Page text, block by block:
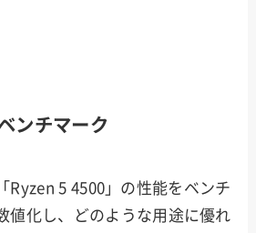
ンチマーク
Ryzen 5 4500」の性能をベンチ
値化し、どのような用途に優れ